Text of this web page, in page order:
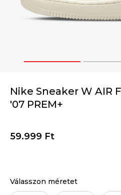
1 2
Nike Sneaker W AIR
'07 PREM+
59.999 Ft
Válasszon méretet